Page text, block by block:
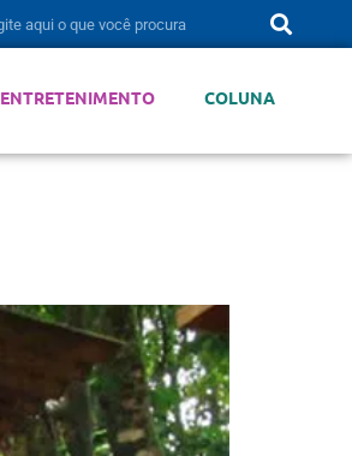
ENTRETENIMENTO COLUNA